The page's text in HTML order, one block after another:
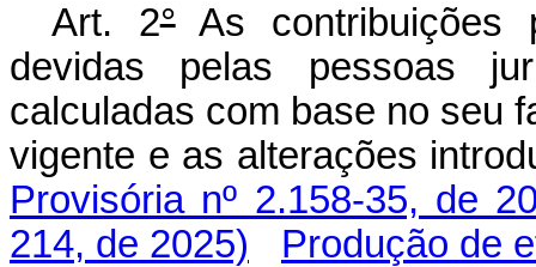
Art. 2°As contribuições
devidas pelas pessoas
calculadas com base no seu
vigente e as alterações
Provisória nº 2.158-35, de
214, de 2025)
Produção de